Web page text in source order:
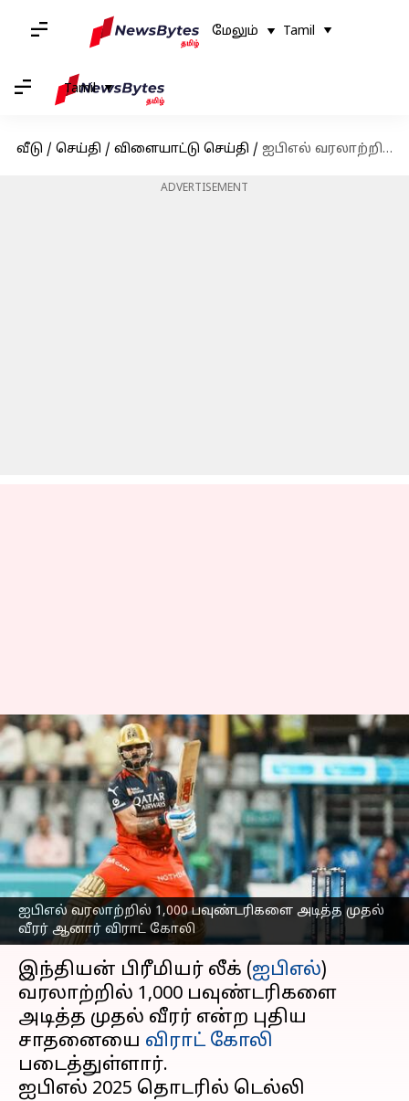
மேலும் Tamil
Tamil
வீடு / செய்தி / விளையாட்டு செய்தி / ஐபிஎல் வரலாற்றில் முதல்முறை; 1,000 பவுண்டரிகளை அடித்த முதல் வீரர் ஆனார் விராட் கோலி
ADVERTISEMENT
ஐபிஎல் வரலாற்றில் 1,000 பவுண்டரிகளை அடித்த முதல்
வீரர் ஆனார் விராட் கோலி
ஐபிஎல் வரலாற்றில்
முதல்முறை; 1,000
பவுண்டரிகளை அடித்த
முதல் வீரர் ஆனார் விராட்
கோலி
எழுதியவர் Sekar Chinnappan Apr 10, 2025 08:05 pm
செய்தி முன்னோட்டம்
இந்தியன் பிரீமியர் லீக் (ஐபிஎல்)
வரலாற்றில் 1,000 பவுண்டரிகளை
அடித்த முதல் வீரர் என்ற புதிய
சாதனையை விராட் கோலி
படைத்துள்ளார்.
ஐபிஎல் 2025 தொடரில் டெல்லி